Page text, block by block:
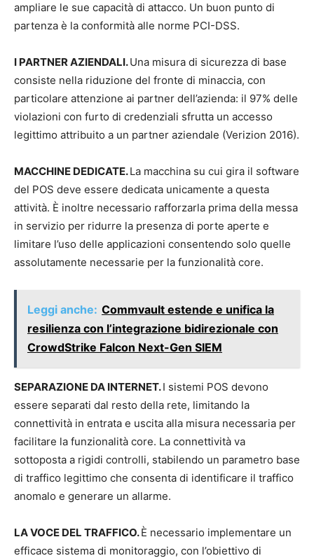
ampliare le sue capacità di attacco. Un buon punto di
partenza è la conformità alle norme PCI-DSS.
I PARTNER AZIENDALI.Una misura di sicurezza di base
consiste nella riduzione del fronte di minaccia, con
particolare attenzione ai partner dell’azienda: il 97% delle
violazioni con furto di credenziali sfrutta un accesso
legittimo attribuito a un partner aziendale (Verizion 2016).
MACCHINE DEDICATE.La macchina su cui gira il software
del POS deve essere dedicata unicamente a questa
attività. È inoltre necessario rafforzarla prima della messa
in servizio per ridurre la presenza di porte aperte e
limitare l’uso delle applicazioni consentendo solo quelle
assolutamente necessarie per la funzionalità core.
Leggi anche: Commvault estende e unifica la
resilienza con l’integrazione bidirezionale con
CrowdStrike Falcon Next-Gen SIEM
SEPARAZIONE DA INTERNET.I sistemi POS devono
essere separati dal resto della rete, limitando la
connettività in entrata e uscita alla misura necessaria per
facilitare la funzionalità core. La connettività va
sottoposta a rigidi controlli, stabilendo un parametro base
di traffico legittimo che consenta di identificare il traffico
anomalo e generare un allarme.
LA VOCE DEL TRAFFICO.È necessario implementare un
efficace sistema di monitoraggio, con l’obiettivo di